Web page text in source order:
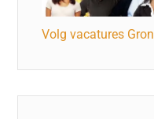
Volg vacatures